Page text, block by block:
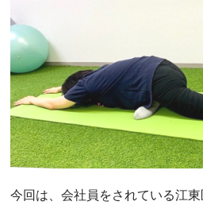
今回は、会社員をされている江